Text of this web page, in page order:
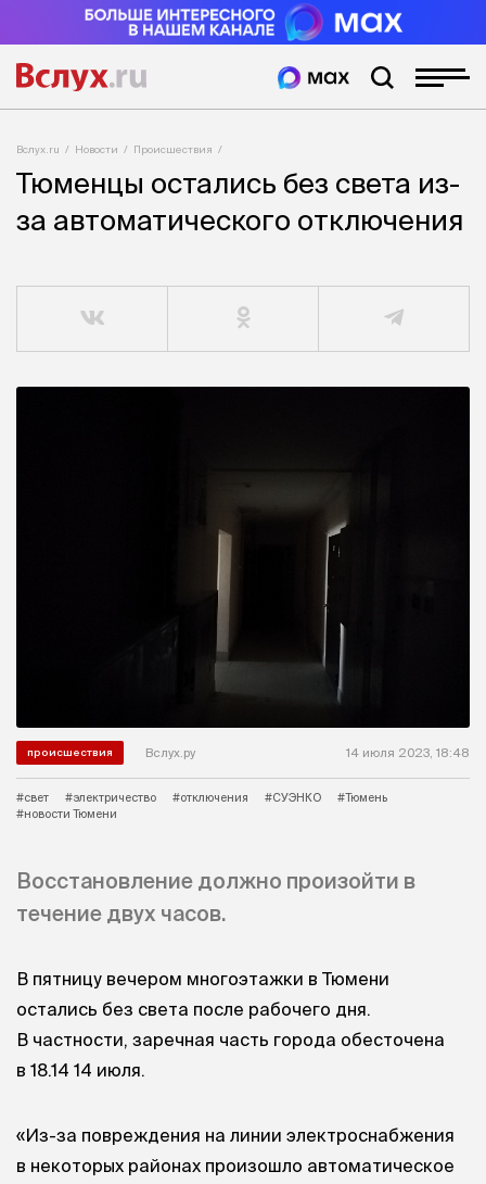
Вслух.ru Новости Происшествия
Тюменцы остались без света из-
за автоматического отключения
происшествия Вслух.ру 14 июля 2023, 18:48
#свет #электричество #отключения #СУЭНКО
#Тюмень
#новости Тюмени
Восстановление должно произойти в
течение двух часов.
В пятницу вечером многоэтажки в Тюмени
остались без света после рабочего дня.
В частности, заречная часть города обесточена
в 18.14 14 июля.
«Из-за повреждения на линии электроснабжения
в некоторых районах произошло автоматическое